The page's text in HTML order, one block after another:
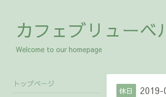
カフェブリューベ
Welcome to our homepage
休日
トップページ